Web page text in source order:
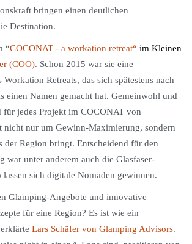
bringen einen deutlichen
Destination.
“COCONAT - a workation retreat“ im Kleinen
(COO). Schon 2015 war sie eine
Retreats, das sich spätestens nach
einen Namen gemacht hat. Gemeinwohl und
jedes Projekt im COCONAT von
nicht nur um Gewinn-Maximierung, sondern
der Region bringt. Entscheidend für den
war unter anderem auch die Glasfaser-
sich digitale Nomaden gewinnen.
Glamping-Angebote und innovative
für eine Region? Es ist wie ein
Lars Schäfer von Glamping Advisors.